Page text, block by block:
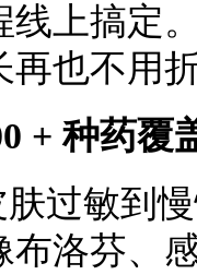
线上搞定
再也不用
+ 种药覆
过敏到
洛芬、